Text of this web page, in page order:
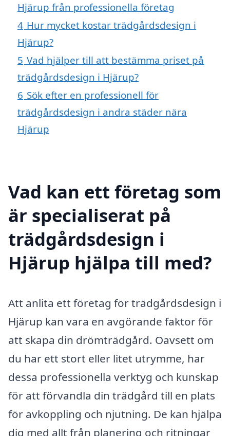
Hjärup från professionella företag
4 Hur mycket kostar trädgårdsdesign i
Hjärup?
5 Vad hjälper till att bestämma priset på
trädgårdsdesign i Hjärup?
6 Sök efter en professionell för
trädgårdsdesign i andra städer nära
Hjärup
Vad kan ett företag som
är specialiserat på
trädgårdsdesign i
Hjärup hjälpa till med?
Att anlita ett företag för trädgårdsdesign i
Hjärup kan vara en avgörande faktor för
att skapa din drömträdgård. Oavsett om
du har ett stort eller litet utrymme, har
dessa professionella verktyg och kunskap
för att förvandla din trädgård till en plats
för avkoppling och njutning. De kan hjälpa
dig med allt från planering och ritningar